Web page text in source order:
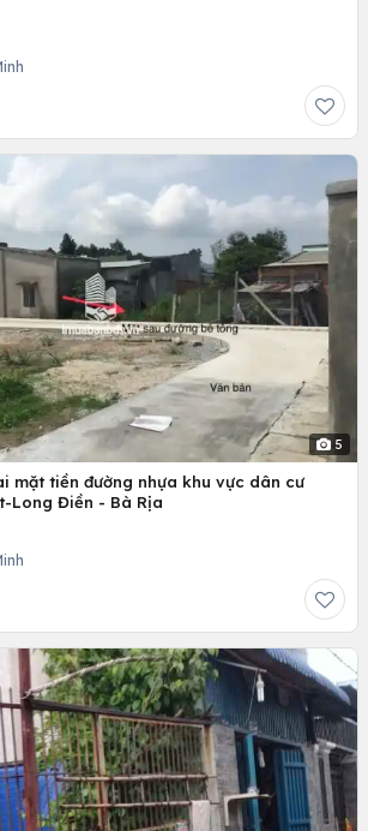
5
mặt tiền đường nhựa khu vực dân cư
Long Điền - Bà Rịa